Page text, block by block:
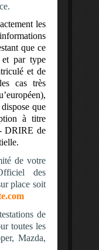
les
que ce
et par type
et de
cas très
que
à titre
DRIRE de
de votre
des
place soit
de
toutes les
Mazda,